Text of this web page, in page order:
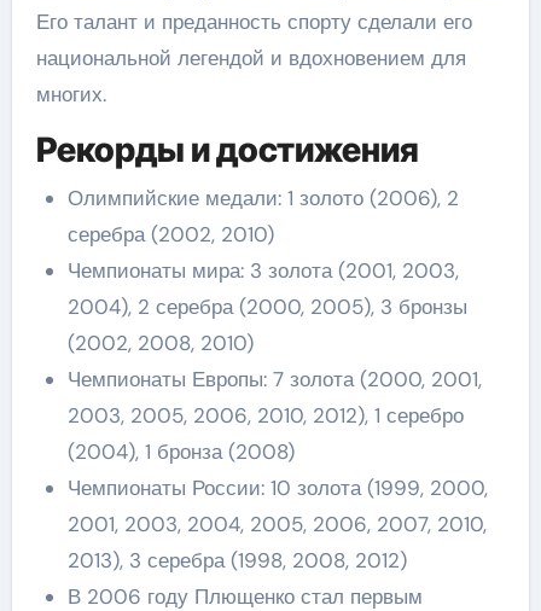
Его талант и преданность спорту сделали его
национальной легендой и вдохновением для
многих.
Рекорды и достижения
Олимпийские медали: 1 золото (2006), 2
серебра (2002, 2010)
Чемпионаты мира: 3 золота (2001, 2003,
2004), 2 серебра (2000, 2005), 3 бронзы
(2002, 2008, 2010)
Чемпионаты Европы: 7 золота (2000, 2001,
2003, 2005, 2006, 2010, 2012), 1 серебро
(2004), 1 бронза (2008)
Чемпионаты России: 10 золота (1999, 2000,
2001, 2003, 2004, 2005, 2006, 2007, 2010,
2013), 3 серебра (1998, 2008, 2012)
В 2006 году Плющенко стал первым